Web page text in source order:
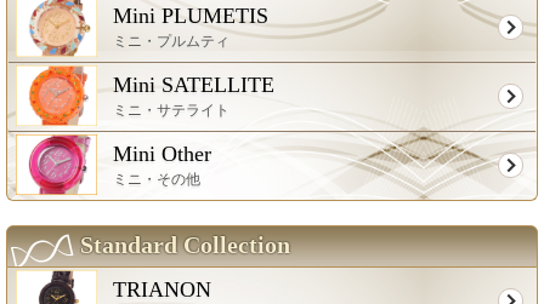
Mini PLUMETIS
ミニ・プルムティ
Mini SATELLITE
ミニ・サテライト
Mini Other
ミニ・その他
Standard Collection
TRIANON